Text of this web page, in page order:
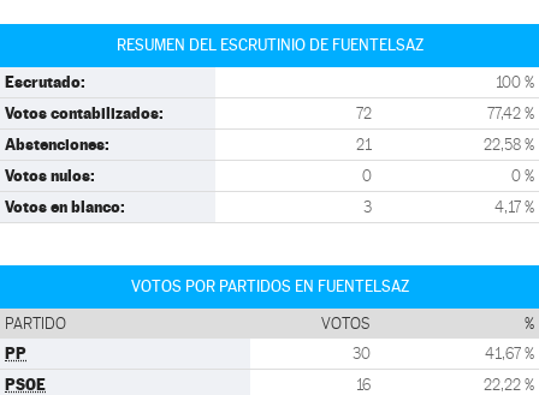
RESUMEN DEL ESCRUTINIO DE FUENTELSAZ
Escrutado: 100 %
Votos contabilizados: 72 77,42 %
Abstenciones: 21 22,58 %
Votos nulos: 0 0 %
Votos en blanco: 3 4,17 %
VOTOS POR PARTIDOS EN FUENTELSAZ
PARTIDO VOTOS %
PP 30 41,67 %
PSOE 16 22,22 %